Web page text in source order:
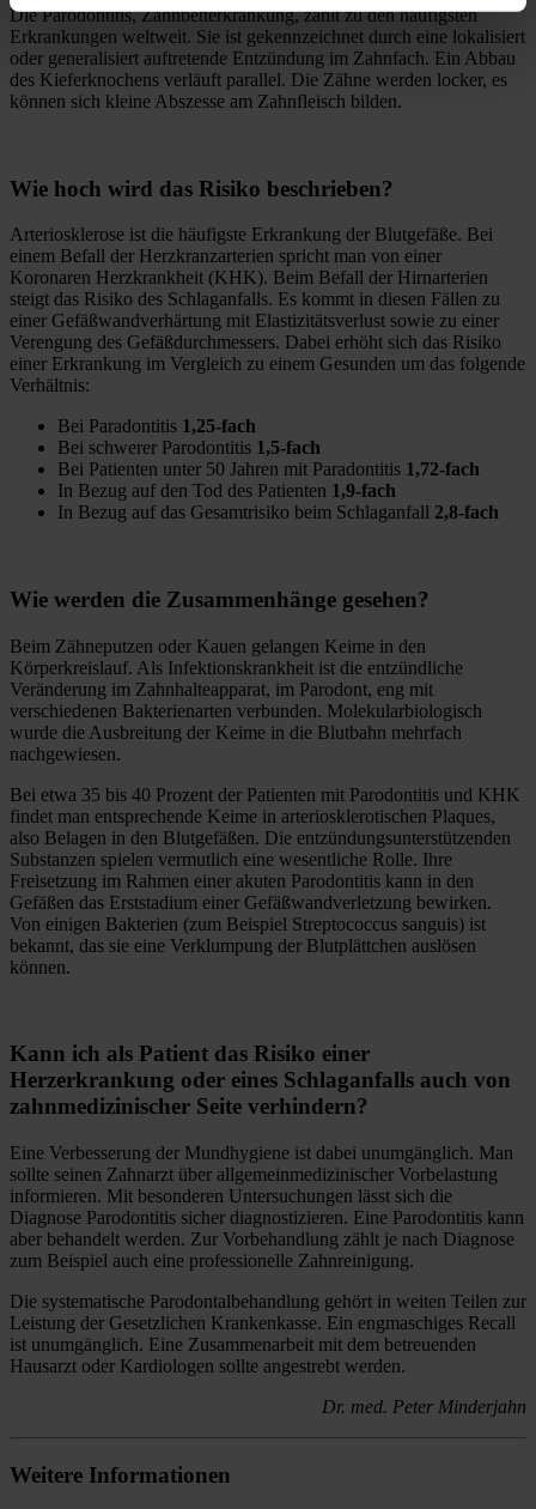
Die Parodontitis, Zahnbetterkrankung, zählt zu den häufigsten
Erkrankungen weltweit. Sie ist gekennzeichnet durch eine lokalisiert
oder generalisiert auftretende Entzündung im Zahnfach. Ein Abbau
des Kieferknochens verläuft parallel. Die Zähne werden locker, es
können sich kleine Abszesse am Zahnfleisch bilden.
Wie hoch wird das Risiko beschrieben?
Arteriosklerose ist die häufigste Erkrankung der Blutgefäße. Bei
einem Befall der Herzkranzarterien spricht man von einer
Koronaren Herzkrankheit (KHK). Beim Befall der Hirnarterien
steigt das Risiko des Schlaganfalls. Es kommt in diesen Fällen zu
einer Gefäßwandverhärtung mit Elastizitätsverlust sowie zu einer
Verengung des Gefäßdurchmessers. Dabei erhöht sich das Risiko
einer Erkrankung im Vergleich zu einem Gesunden um das folgende
Verhältnis:
Bei Paradontitis 1,25-fach
Bei schwerer Parodontitis 1,5-fach
Bei Patienten unter 50 Jahren mit Paradontitis 1,72-fach
In Bezug auf den Tod des Patienten 1,9-fach
In Bezug auf das Gesamtrisiko beim Schlaganfall 2,8-fach
Wie werden die Zusammenhänge gesehen?
Beim Zähneputzen oder Kauen gelangen Keime in den
Körperkreislauf. Als Infektionskrankheit ist die entzündliche
Veränderung im Zahnhalteapparat, im Parodont, eng mit
verschiedenen Bakterienarten verbunden. Molekularbiologisch
wurde die Ausbreitung der Keime in die Blutbahn mehrfach
nachgewiesen.
Bei etwa 35 bis 40 Prozent der Patienten mit Parodontitis und KHK
findet man entsprechende Keime in arteriosklerotischen Plaques,
also Belagen in den Blutgefäßen. Die entzündungsunterstützenden
Substanzen spielen vermutlich eine wesentliche Rolle. Ihre
Freisetzung im Rahmen einer akuten Parodontitis kann in den
Gefäßen das Erststadium einer Gefäßwandverletzung bewirken.
Von einigen Bakterien (zum Beispiel Streptococcus sanguis) ist
bekannt, das sie eine Verklumpung der Blutplättchen auslösen
können.
Kann ich als Patient das Risiko einer
Herzerkrankung oder eines Schlaganfalls auch von
zahnmedizinischer Seite verhindern?
Eine Verbesserung der Mundhygiene ist dabei unumgänglich. Man
sollte seinen Zahnarzt über allgemeinmedizinischer Vorbelastung
informieren. Mit besonderen Untersuchungen lässt sich die
Diagnose Parodontitis sicher diagnostizieren. Eine Parodontitis kann
aber behandelt werden. Zur Vorbehandlung zählt je nach Diagnose
zum Beispiel auch eine professionelle Zahnreinigung.
Die systematische Parodontalbehandlung gehört in weiten Teilen zur
Leistung der Gesetzlichen Krankenkasse. Ein engmaschiges Recall
ist unumgänglich. Eine Zusammenarbeit mit dem betreuenden
Hausarzt oder Kardiologen sollte angestrebt werden.
Dr. med. Peter Minderjahn
Weitere Informationen